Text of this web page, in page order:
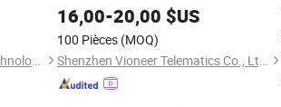
Nanjing Zhuoyu Intelligent Technology Co., Ltd.
Distance Contrôle PTZ Vidéo
Bidirectionnelle Mini Caméra Numérique
Intelligente
16,00-20,00 $US
100 Pièces (MOQ)
Shenzhen Vioneer Telematics Co., Ltd.